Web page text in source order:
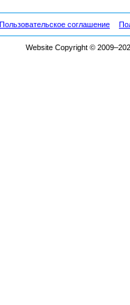
Пользовательское соглашение
Website Copyright ©